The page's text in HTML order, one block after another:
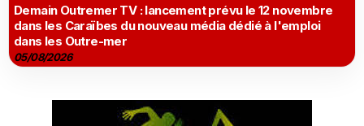
Demain Outremer TV : lancement prévu le 12 novembre
dans les Caraïbes du nouveau média dédié à l'emploi
dans les Outre-mer
05/08/2026